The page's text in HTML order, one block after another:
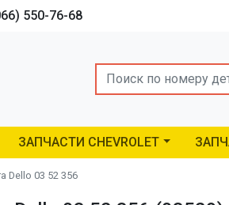
550-76-68
Search
ЗАПЧАСТИ CHEVROLET
Dello 03 52 356